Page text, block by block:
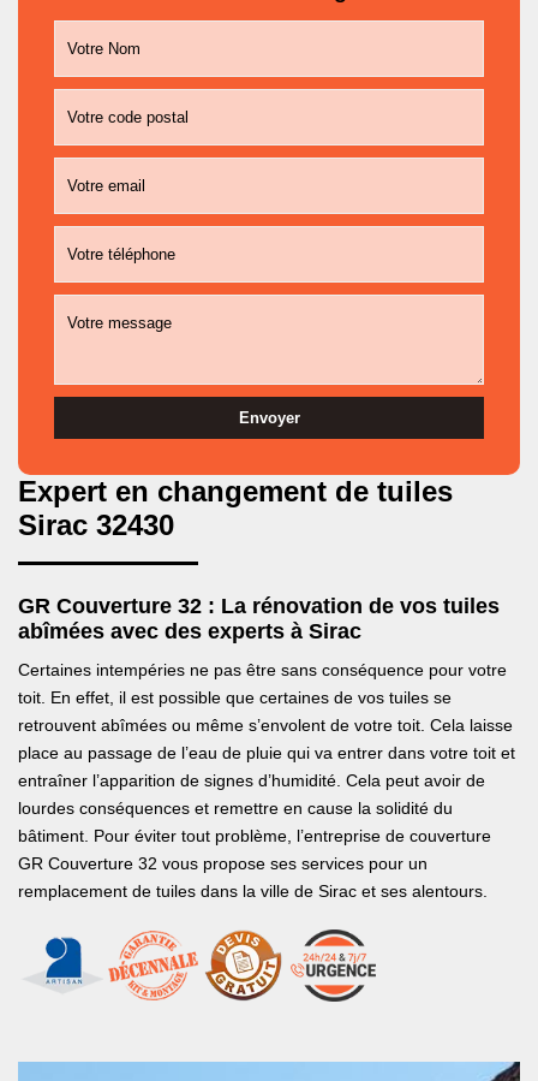
Expert en changement de tuiles
Sirac 32430
GR Couverture 32 : La rénovation de vos tuiles
abîmées avec des experts à Sirac
Certaines intempéries ne pas être sans conséquence pour votre
toit. En effet, il est possible que certaines de vos tuiles se
retrouvent abîmées ou même s’envolent de votre toit. Cela laisse
place au passage de l’eau de pluie qui va entrer dans votre toit et
entraîner l’apparition de signes d’humidité. Cela peut avoir de
lourdes conséquences et remettre en cause la solidité du
bâtiment. Pour éviter tout problème, l’entreprise de couverture
GR Couverture 32 vous propose ses services pour un
remplacement de tuiles dans la ville de Sirac et ses alentours.